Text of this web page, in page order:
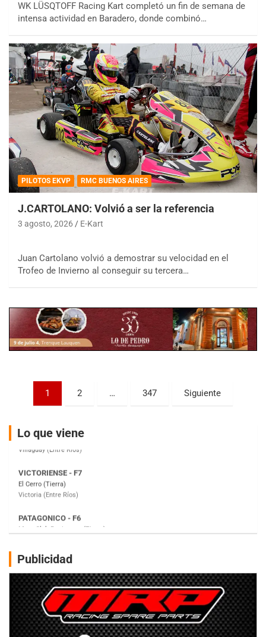
WK LÜSQTOFF Racing Kart completó un fin de semana de
intensa actividad en Baradero, donde combinó…
PILOTOS EKVP RMC BUENOS AIRES
J.CARTOLANO: Volvió a ser la referencia
3 agosto, 2026 E-Kart
Juan Cartolano volvió a demostrar su velocidad en el
Trofeo de Invierno al conseguir su tercera…
Paginación
entradas
1 2 … 347 Siguiente
Lo que viene
08/09-AGO
KDO - F6
Ciudad de Trenque Lauquen (Asfalto)
Trenque Lauquen (Buenos Aires)
Parque de la Velocidad (Asfalto)
Villaguay (Entre Ríos)
El Cerro (Tierra)
Victoria (Entre Ríos)
Moto Club Reginense (Tierra)
Gral. E. Godoy (Río Negro)
Juventud Unida (Tierra)
Humboldt (Santa Fe)
Ciudad de Avellaneda (Asfalto)
Avellaneda (Santa Fe)
SUR SANTAFESINO - F4
José Samuel Sánchez (Tierra)
Rufino (Santa Fe)
Publicidad